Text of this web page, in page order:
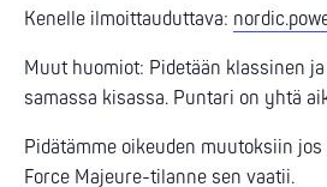
Kenelle ilmoittauduttava:
Muut huomiot: Pidetään klassinen
samassa kisassa. Puntari on yhtä
Pidätämme oikeuden muutoksiin
Force Majeure-tilanne sen vaatii.